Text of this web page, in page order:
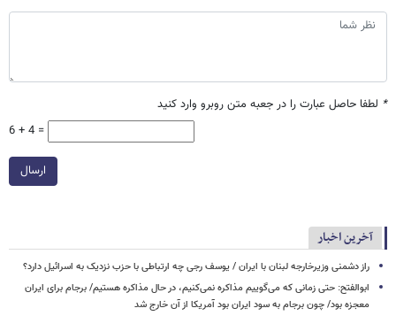
* لطفا حاصل عبارت را در جعبه متن روبرو وارد کنید
6 + 4 =
ارسال
آخرین اخبار
راز دشمنی وزیرخارجه لبنان با ایران / یوسف رجی چه ارتباطی با حزب نزدیک به اسرائیل دارد؟
ابوالفتح: حتی زمانی که می‌گوییم مذاکره نمی‌کنیم، در حال مذاکره هستیم/ برجام برای ایران
معجزه بود/ چون برجام به سود ایران بود آمریکا از آن خارج شد